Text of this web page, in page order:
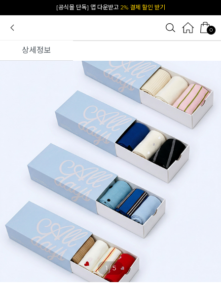
카카오 플친 추가하면1천원 즉시 할인 쿠폰
0
상세정보
1/5